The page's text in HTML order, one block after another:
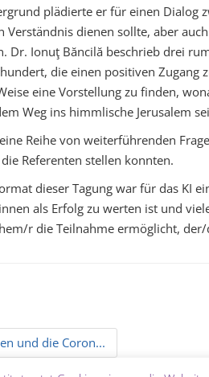
plädierte er für einen Dialog
Verständnis dienen sollte, aber
Dr. Ionuţ Băncilă beschrieb drei
die einen positiven Zugang
eine Vorstellung zu finden,
Weg ins himmlische Jerusalem
Reihe von weiterführenden
Referenten stellen konnten.
dieser Tagung war für das KI
als Erfolg zu werten ist und
r die Teilnahme ermöglicht,
und die Coron...